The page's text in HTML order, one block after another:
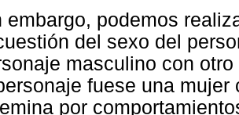
embargo, podemos
del sexo del
masculino con
fuese una
por